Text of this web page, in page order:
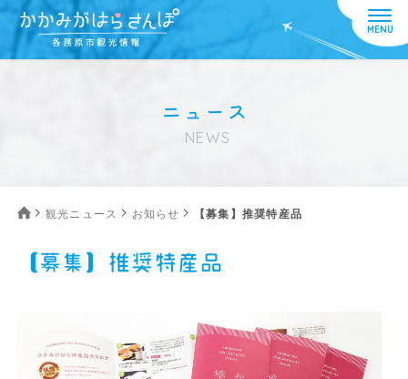
ニュース
NEWS
観光ニュース お知らせ 【募集】推奨特産品
【募集】推奨特産品